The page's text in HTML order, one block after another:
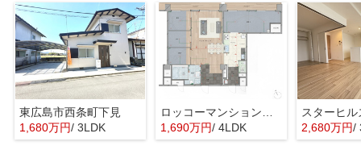
東広島市西条町下見
1,680万円/ 3LDK
1,690万円/ 4LDK
スターヒ
2,680万円/